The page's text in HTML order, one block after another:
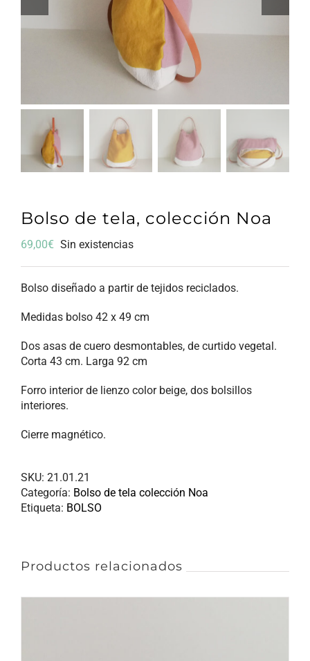
Bolso de tela, colección Noa
69,00€ Sin existencias
Bolso diseñado a partir de tejidos reciclados.
Medidas bolso 42 x 49 cm
Dos asas de cuero desmontables, de curtido vegetal.
Corta 43 cm. Larga 92 cm
Forro interior de lienzo color beige, dos bolsillos
interiores.
Cierre magnético.
SKU: 21.01.21
Categoría: Bolso de tela colección Noa
Etiqueta: BOLSO
Productos relacionados